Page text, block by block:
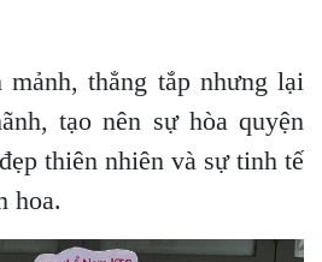
thẳng tắp nhưng lại
tạo nên sự hòa quyện
thiên nhiên và sự tinh tế
hoa.